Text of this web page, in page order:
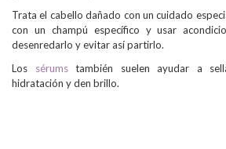
Trata el cabello dañado con un cuidado
con un champú específico y usar
desenredarlo y evitar así partirlo.
Los sérumstambién suelen ayudar a
hidratación y den brillo.